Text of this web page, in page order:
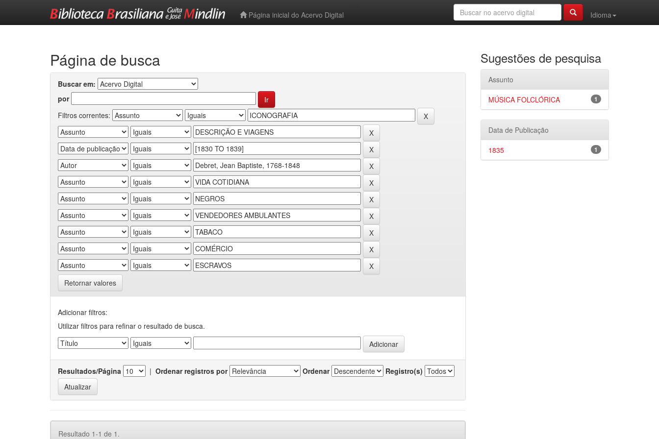
Página inicial do Acervo Digital
Idioma
Página de busca
Buscar em:
por
Filtros correntes:
Retornar valores
Adicionar filtros:
Utilizar filtros para refinar o resultado de busca.
Resultados/Página | Ordenar registros por Ordenar Registro(s)
Resultado 1-1 de 1.
Sugestões de pesquisa
Assunto
1
MÚSICA FOLCLÓRICA
Data de Publicação
1
1835